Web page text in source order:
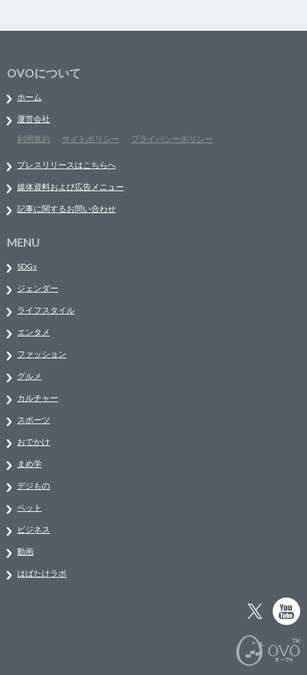
OVOについて
ホーム
運営会社
利用規約
サイトポリシー プライバシーポリシー
プレスリリースはこちらへ
媒体資料および広告メニュー
記事に関するお問い合わせ
MENU
SDGs
ジェンダー
ライフスタイル
エンタメ
ファッション
グルメ
カルチャー
スポーツ
おでかけ
まめ学
デジもの
ペット
ビジネス
動画
はばたけラボ